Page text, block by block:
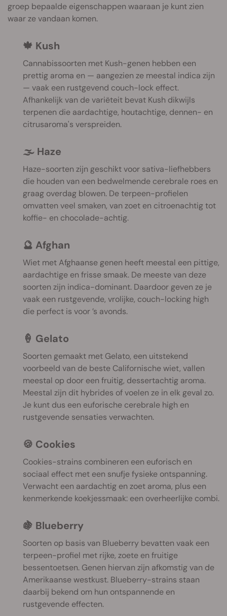
groep bepaalde eigenschappen waaraan je kunt zien
waar ze vandaan komen.
🍁 Kush
Cannabissoorten met Kush-genen hebben een
prettig aroma en — aangezien ze meestal indica zijn
— vaak een rustgevend couch-lock effect.
Afhankelijk van de variëteit bevat Kush dikwijls
terpenen die aardachtige, houtachtige, dennen- en
citrusaroma's verspreiden.
🌫️ Haze
Haze-soorten zijn geschikt voor sativa-liefhebbers
die houden van een bedwelmende cerebrale roes en
graag overdag blowen. De terpeen-profielen
omvatten veel smaken, van zoet en citroenachtig tot
koffie- en chocolade-achtig.
🔮 Afghan
Wiet met Afghaanse genen heeft meestal een pittige,
aardachtige en frisse smaak. De meeste van deze
soorten zijn indica-dominant. Daardoor geven ze je
vaak een rustgevende, vrolijke, couch-locking high
die perfect is voor ’s avonds.
🍦 Gelato
Soorten gemaakt met Gelato, een uitstekend
voorbeeld van de beste Californische wiet, vallen
meestal op door een fruitig, dessertachtig aroma.
Meestal zijn dit hybrides of voelen ze in elk geval zo.
Je kunt dus een euforische cerebrale high en
rustgevende sensaties verwachten.
🍪 Cookies
Cookies-strains combineren een euforisch en
sociaal effect met een snufje fysieke ontspanning.
Verwacht een aardachtig en zoet aroma, plus een
kenmerkende koekjessmaak: een overheerlijke combi.
🍇 Blueberry
Soorten op basis van Blueberry bevatten vaak een
terpeen-profiel met rijke, zoete en fruitige
bessentoetsen. Genen hiervan zijn afkomstig van de
Amerikaanse westkust. Blueberry-strains staan
daarbij bekend om hun ontspannende en
rustgevende effecten.